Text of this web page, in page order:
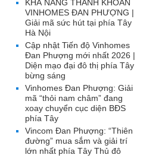
KHẢ NĂNG THANH KHOẢN
VINHOMES ĐAN PHƯỢNG |
Giải mã sức hút tại phía Tây
Hà Nội
Cập nhật Tiến độ Vinhomes
Đan Phượng mới nhất 2026 |
Diện mạo đại đô thị phía Tây
bừng sáng
Vinhomes Đan Phượng: Giải
mã “thỏi nam châm” đang
xoay chuyển cục diện BĐS
phía Tây
Vincom Đan Phượng: “Thiên
đường” mua sắm và giải trí
lớn nhất phía Tây Thủ đô